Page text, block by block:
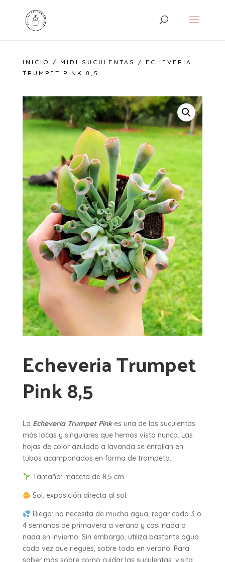
INICIO / MIDI SUCULENTAS
/ ECHEVERIA
TRUMPET PINK 8,5
Echeveria Trumpet
Pink 8,5
La Echeveria Trumpet Pinkes una de las suculentas
más locas y singulares que hemos visto nunca. Las
hojas de color azulado a lavanda se enrollan en
tubos acampanados en forma de trompeta.
Tamaño: maceta de 8,5 cm.
Sol: exposición directa al sol.
Riego: no necesita de mucha agua, regar cada 3 o
4 semanas de primavera a verano y casi nada o
nada en invierno. Sin embargo, utiliza bastante agua
cada vez que riegues, sobre todo en verano. Para
saber más sobre como cuidar las suculentas, visita